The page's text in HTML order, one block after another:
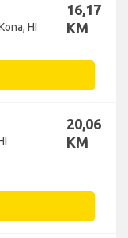
HI
16,17
KM
20,06
KM